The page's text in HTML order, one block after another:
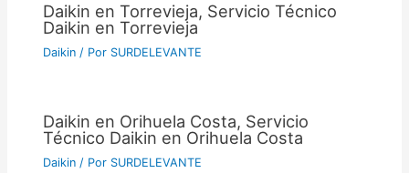
Daikin en Torrevieja, Servicio Técnico
Daikin en Torrevieja
Daikin / Por SURDELEVANTE
Daikin en Orihuela Costa, Servicio
Técnico Daikin en Orihuela Costa
Daikin / Por SURDELEVANTE